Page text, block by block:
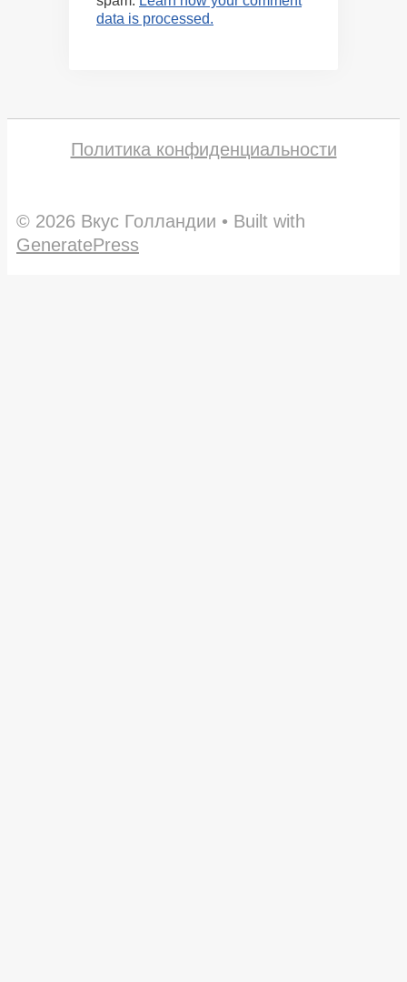
data is processed.
Политика конфиденциальности
© 2026 Вкус Голландии • Built with
GeneratePress